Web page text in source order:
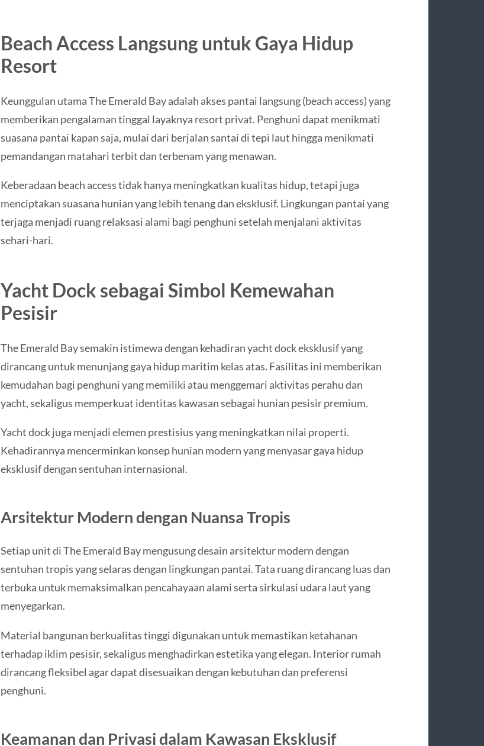
Beach Access Langsung untuk Gaya Hidup
Resort
Keunggulan utama The Emerald Bay adalah akses pantai langsung (beach access) yang
memberikan pengalaman tinggal layaknya resort privat. Penghuni dapat menikmati
suasana pantai kapan saja, mulai dari berjalan santai di tepi laut hingga menikmati
pemandangan matahari terbit dan terbenam yang menawan.
Keberadaan beach access tidak hanya meningkatkan kualitas hidup, tetapi juga
menciptakan suasana hunian yang lebih tenang dan eksklusif. Lingkungan pantai yang
terjaga menjadi ruang relaksasi alami bagi penghuni setelah menjalani aktivitas
sehari-hari.
Yacht Dock sebagai Simbol Kemewahan
Pesisir
The Emerald Bay semakin istimewa dengan kehadiran yacht dock eksklusif yang
dirancang untuk menunjang gaya hidup maritim kelas atas. Fasilitas ini memberikan
kemudahan bagi penghuni yang memiliki atau menggemari aktivitas perahu dan
yacht, sekaligus memperkuat identitas kawasan sebagai hunian pesisir premium.
Yacht dock juga menjadi elemen prestisius yang meningkatkan nilai properti.
Kehadirannya mencerminkan konsep hunian modern yang menyasar gaya hidup
eksklusif dengan sentuhan internasional.
Arsitektur Modern dengan Nuansa Tropis
Setiap unit di The Emerald Bay mengusung desain arsitektur modern dengan
sentuhan tropis yang selaras dengan lingkungan pantai. Tata ruang dirancang luas dan
terbuka untuk memaksimalkan pencahayaan alami serta sirkulasi udara laut yang
menyegarkan.
Material bangunan berkualitas tinggi digunakan untuk memastikan ketahanan
terhadap iklim pesisir, sekaligus menghadirkan estetika yang elegan. Interior rumah
dirancang fleksibel agar dapat disesuaikan dengan kebutuhan dan preferensi
penghuni.
Keamanan dan Privasi dalam Kawasan Eksklusif